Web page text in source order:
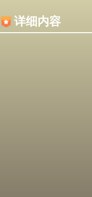
详细内容